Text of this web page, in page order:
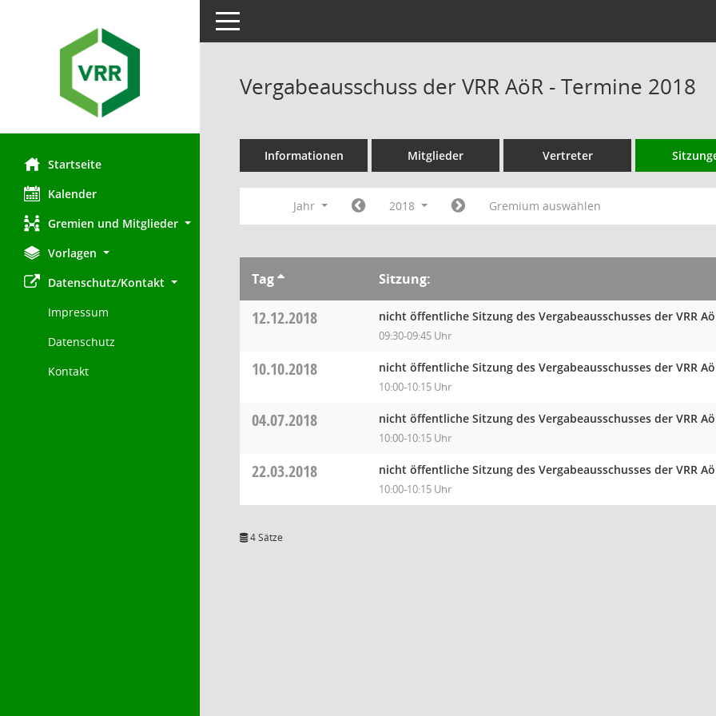
Startseite
Kalender
Gremien und Mitglieder
Vorlagen
Datenschutz/Kontakt
Impressum
Datenschutz
Kontakt
Toggle navigation
Vergabeausschuss der VRR AöR - Termine 2018
Informationen Mitglieder Vertreter
Jahr 2018 Gremium auswählen
Tag Sitzung:
12.12.2018 nicht öffentliche Sitzung des Vergabeausschusses der VRR
09:30-09:45 Uhr
10.10.2018 nicht öffentliche Sitzung des Vergabeausschusses der VRR
10:00-10:15 Uhr
04.07.2018 nicht öffentliche Sitzung des Vergabeausschusses der VRR
10:00-10:15 Uhr
22.03.2018 nicht öffentliche Sitzung des Vergabeausschusses der VRR
10:00-10:15 Uhr
4 Sätze